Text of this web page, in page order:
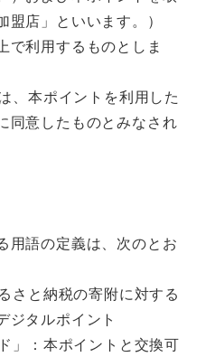
店」といいます。）
で利用するものとしま
、本ポイントを利用した
同意したものとみなされ
用語の定義は、次のとお
さと納税の寄附に対する
ジタルポイント
」：本ポイントと交換可